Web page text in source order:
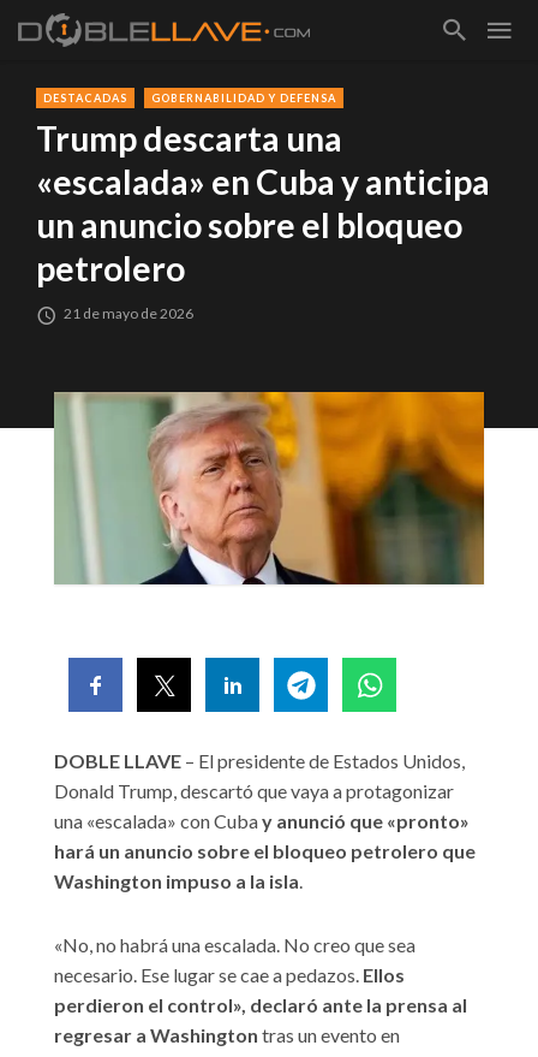
DESTACADAS GOBERNABILIDAD Y DEFENSA
Trump descarta una
«escalada» en Cuba y anticipa
un anuncio sobre el bloqueo
petrolero
21 de mayo de 2026
DOBLE LLAVE – El presidente de Estados Unidos,
Donald Trump, descartó que vaya a protagonizar
una «escalada» con Cubay anunció que «pronto»
hará un anuncio sobre el bloqueo petrolero que
Washington impuso a la isla.
«No, no habrá una escalada. No creo que sea
necesario. Ese lugar se cae a pedazos. Ellos
perdieron el control», declaró ante la prensa al
regresar a Washington tras un evento en